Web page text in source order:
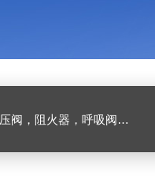
火器，呼吸阀，排气阀